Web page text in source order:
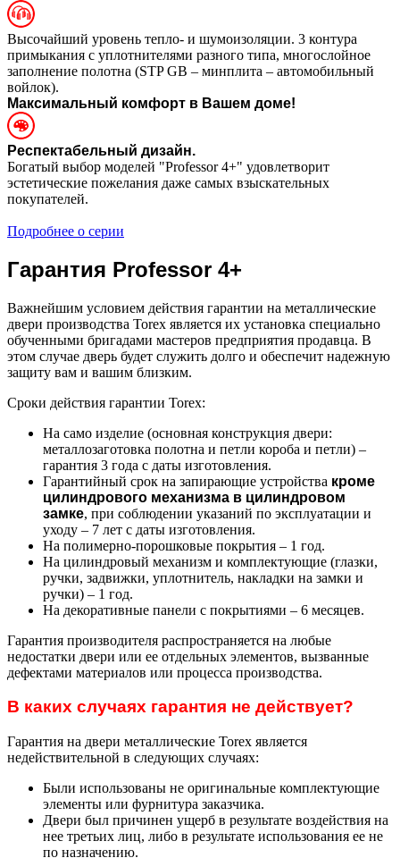
Высочайший уровень тепло- и шумоизоляции. 3 контура
примыкания с уплотнителями разного типа, многослойное
заполнение полотна (STP GB – минплита – автомобильный
войлок).
Максимальный комфорт в Вашем доме!
Респектабельный дизайн.
Богатый выбор моделей "Professor 4+" удовлетворит
эстетические пожелания даже самых взыскательных
покупателей.
Подробнее о серии
Гарантия Professor 4+
Важнейшим условием действия гарантии на металлические
двери производства Torex является их установка специально
обученными бригадами мастеров предприятия продавца. В
этом случае дверь будет служить долго и обеспечит надежную
защиту вам и вашим близким.
Сроки действия гарантии Torex:
На само изделие (основная конструкция двери:
металлозаготовка полотна и петли короба и петли) –
гарантия 3 года с даты изготовления.
Гарантийный срок на запирающие устройства кроме
цилиндрового механизма в цилиндровом
замке, при соблюдении указаний по эксплуатации и
уходу – 7 лет с даты изготовления.
На полимерно-порошковые покрытия – 1 год.
На цилиндровый механизм и комплектующие (глазки,
ручки, задвижки, уплотнитель, накладки на замки и
ручки) – 1 год.
На декоративные панели с покрытиями – 6 месяцев.
Гарантия производителя распространяется на любые
недостатки двери или ее отдельных элементов, вызванные
дефектами материалов или процесса производства.
В каких случаях гарантия не действует?
Гарантия на двери металлические Torex является
недействительной в следующих случаях:
Были использованы не оригинальные комплектующие
элементы или фурнитура заказчика.
Двери был причинен ущерб в результате воздействия на
нее третьих лиц, либо в результате использования ее не
по назначению.